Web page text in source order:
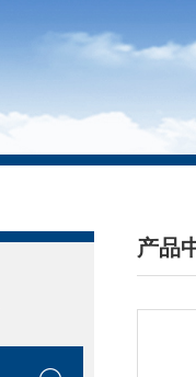
产品
/